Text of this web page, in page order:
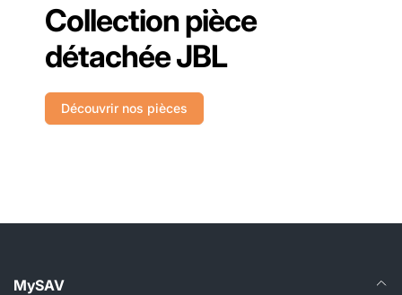
Collection pièce
détachée JBL
Découvrir nos pièces
MySAV